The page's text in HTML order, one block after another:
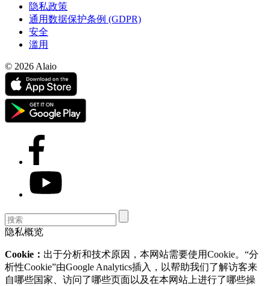
隐私政策
通用数据保护条例 (GDPR)
安全
滥用
© 2026 Alaio
隐私概览
Cookie： 出于分析和技术原因，本网站需要使用Cookie。“分
析性Cookie”由Google Analytics插入，以帮助我们了解访客来
自哪些国家、访问了哪些页面以及在本网站上进行了哪些操